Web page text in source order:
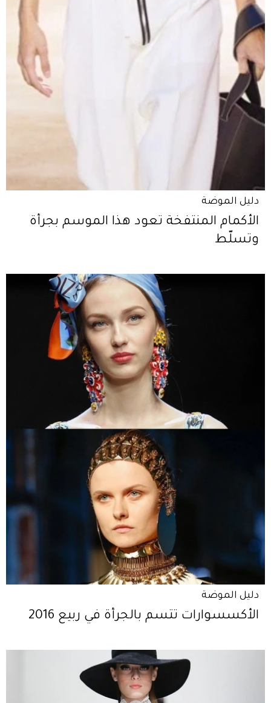
دليل الموضة
الأكمام المنتفخة تعود هذا الموسم بجرأة
وتسلّط
دليل الموضة
الأكسسوارات تتسم بالجرأة في ربيع 2016